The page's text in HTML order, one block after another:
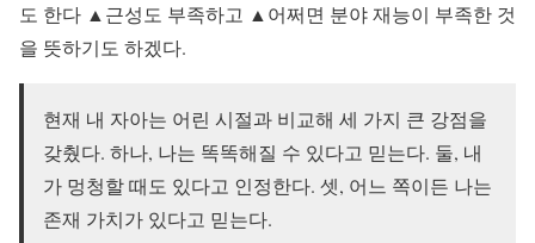
도 한다 ▲근성도 부족하고 ▲어쩌면 분야 재능이 부족한 것
을 뜻하기도 하겠다.
현재 내 자아는 어린 시절과 비교해 세 가지 큰 강점을
갖췄다. 하나, 나는 똑똑해질 수 있다고 믿는다. 둘, 내
가 멍청할 때도 있다고 인정한다. 셋, 어느 쪽이든 나는
존재 가치가 있다고 믿는다.